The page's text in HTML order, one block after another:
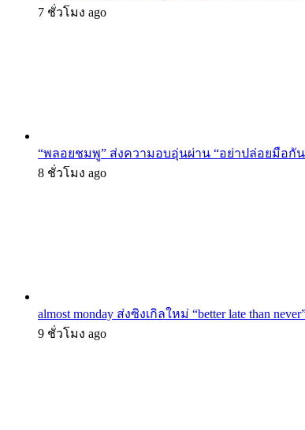
7 ชั่วโมง ago
“พลอยชมพู” ส่งความอบอุ่นผ่าน “อย่าปล่อยมือ
8 ชั่วโมง ago
almost monday ส่งซิงเกิลใหม่ “better late than
9 ชั่วโมง ago